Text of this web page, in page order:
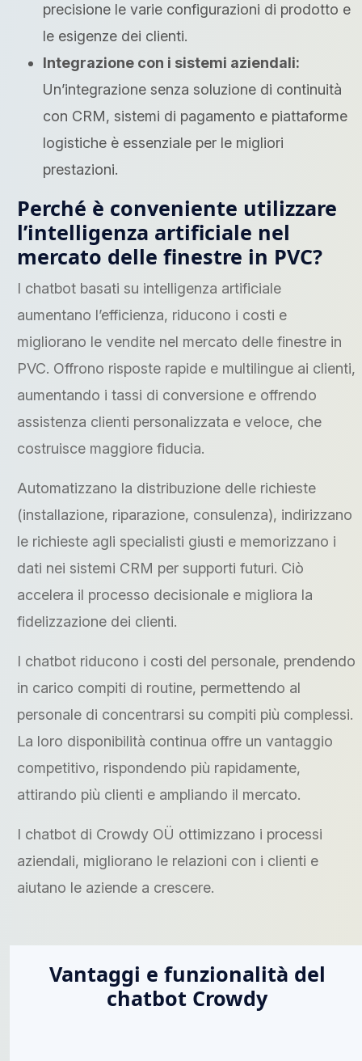
precisione le varie configurazioni di prodotto e
le esigenze dei clienti.
Integrazione con i sistemi aziendali:
Un’integrazione senza soluzione di continuità
con CRM, sistemi di pagamento e piattaforme
logistiche è essenziale per le migliori
prestazioni.
Perché è conveniente utilizzare
l’intelligenza artificiale nel
mercato delle finestre in PVC?
I chatbot basati su intelligenza artificiale
aumentano l’efficienza, riducono i costi e
migliorano le vendite nel mercato delle finestre in
PVC. Offrono risposte rapide e multilingue ai clienti,
aumentando i tassi di conversione e offrendo
assistenza clienti personalizzata e veloce, che
costruisce maggiore fiducia.
Automatizzano la distribuzione delle richieste
(installazione, riparazione, consulenza), indirizzano
le richieste agli specialisti giusti e memorizzano i
dati nei sistemi CRM per supporti futuri. Ciò
accelera il processo decisionale e migliora la
fidelizzazione dei clienti.
I chatbot riducono i costi del personale, prendendo
in carico compiti di routine, permettendo al
personale di concentrarsi su compiti più complessi.
La loro disponibilità continua offre un vantaggio
competitivo, rispondendo più rapidamente,
attirando più clienti e ampliando il mercato.
I chatbot di Crowdy OÜ ottimizzano i processi
aziendali, migliorano le relazioni con i clienti e
aiutano le aziende a crescere.
Vantaggi e funzionalità del
chatbot Crowdy